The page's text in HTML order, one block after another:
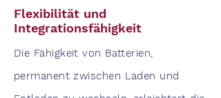
Flexibilität und
Integrationsfähigkeit
Die Fähigkeit von Batterien,
permanent zwischen Laden und